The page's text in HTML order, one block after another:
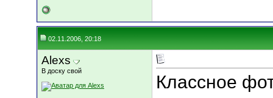
02.11.2006, 20:18
Alexs
В доску свой
Классное